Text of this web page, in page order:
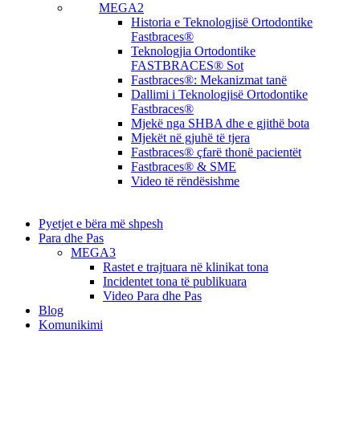
MEGA2
Historia e Teknologjisë Ortodontike
Fastbraces®
Teknologjia Ortodontike
FASTBRACES® Sot
Fastbraces®: Mekanizmat tanë
Dallimi i Teknologjisë Ortodontike
Fastbraces®
Mjekë nga SHBA dhe e gjithë bota
Mjekët në gjuhë të tjera
Fastbraces® çfarë thonë pacientët
Fastbraces® & SME
Video të rëndësishme
Pyetjet e bëra më shpesh
Para dhe Pas
MEGA3
Rastet e trajtuara në klinikat tona
Incidentet tona të publikuara
Video Para dhe Pas
Blog
Komunikimi